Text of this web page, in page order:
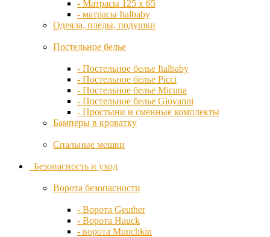
Игры на улице
Игровые комплексы
Показать все категории
IKID
iNanny
Italbaby
IVI
Joovy
Kidsmill
Kidzi
Kiwy
- Матрасы 125 х 65
- матрасы Italbaby
Одеяла, пледы, подушки
Постельное белье
- Постельное белье Italbaby
- Постельное белье Picci
- Постельное белье Micuna
- Постельное белье Giovanni
- Простыни и сменные комплекты
Бамперы в кроватку
Спальные мешки
Безопасность и уход
Ворота безопасности
- Ворота Geuther
- Ворота Hauck
- ворота Munchkin